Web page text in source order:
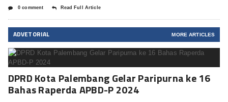
0 comment Read Full Article
ADVETORIAL MORE ARTICLES
DPRD Kota Palembang Gelar Paripurna ke 16
Bahas Raperda APBD-P 2024